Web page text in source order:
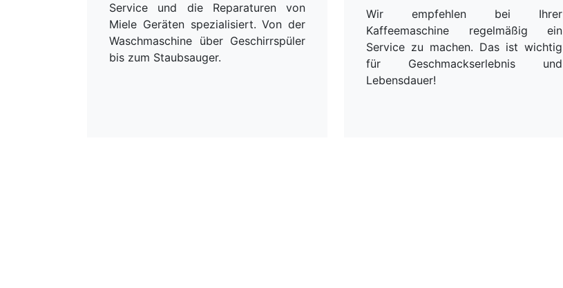
Service und die Reparaturen von
Miele Geräten spezialisiert. Von der
Waschmaschine über Geschirrspüler
bis zum Staubsauger.
Wir empfehlen bei Ihrer
Kaffeemaschine regelmäßig ein
Service zu machen. Das ist wichtig
für Geschmackserlebnis und
Lebensdauer!